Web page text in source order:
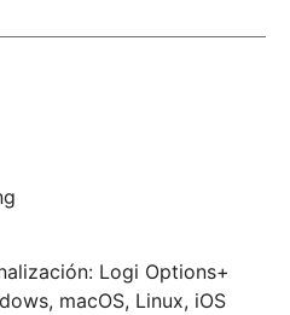
Logi Options+
macOS, Linux, iOS